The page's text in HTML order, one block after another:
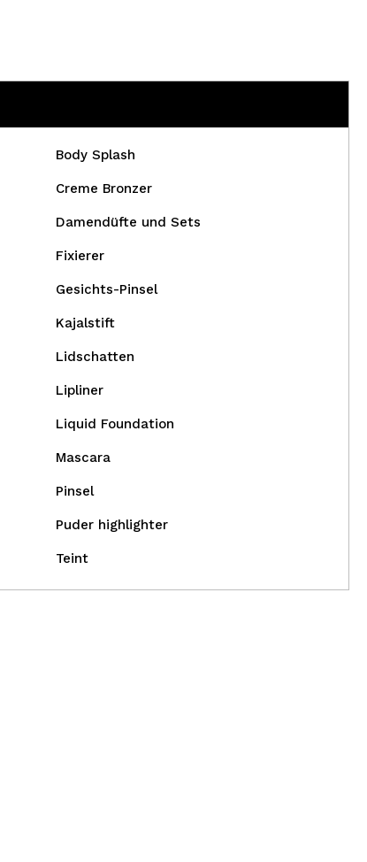
Body Splash
Creme Bronzer
Damendüfte und Sets
Fixierer
Gesichts-Pinsel
Kajalstift
Lidschatten
Lipliner
Liquid Foundation
Mascara
Pinsel
Puder highlighter
Teint